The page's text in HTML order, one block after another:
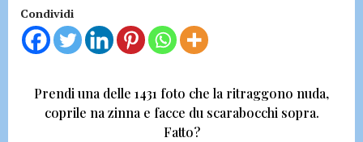
t
o
Condividi
Prendi una delle 1431 foto che la ritraggono nuda,
coprile na zinna e facce du scarabocchi sopra.
Fatto?